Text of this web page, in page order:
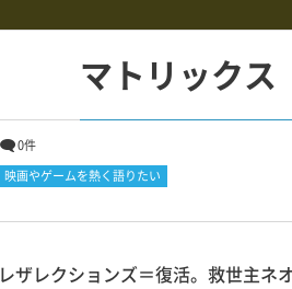
マトリック
0件
映画やゲームを熱く語りたい
レザレクションズ＝復活。救世主ネ